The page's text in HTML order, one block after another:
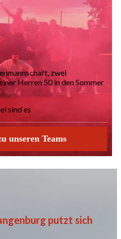
zwei
Herren 50 in den Sommer
sind es
unseren Teams
putzt sich